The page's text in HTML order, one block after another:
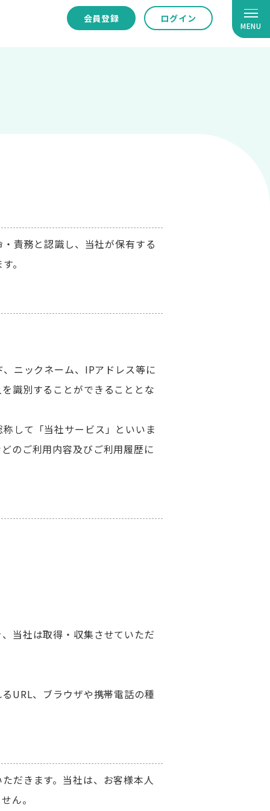
MENU
会員登録
ログイン
責務と認識し、当社が保有する
。
ニックネーム、IPアドレス等に
識別することができることとな
して「当社サービス」といいま
のご利用内容及びご利用履歴に
当社は取得・収集させていただ
URL、ブラウザや携帯電話の種
だきます。当社は、お客様本人
ん。